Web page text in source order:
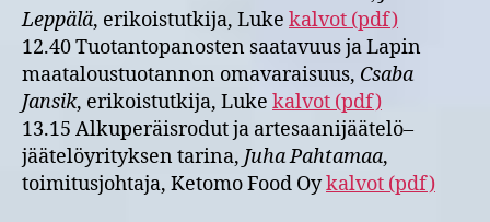
Leppälä, erikoistutkija, Luke kalvot (pdf)
12.40 Tuotantopanosten saatavuus ja Lapin
maataloustuotannon omavaraisuus, Csaba
Jansik, erikoistutkija, Luke kalvot (pdf)
13.15 Alkuperäisrodut ja artesaanijäätelö–
jäätelöyrityksen tarina, Juha Pahtamaa,
toimitusjohtaja, Ketomo Food Oykalvot (pdf)